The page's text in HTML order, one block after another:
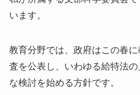
います。
教育分野では、政府はこの春
査を公表し、いわゆる給特法
な検討を始める方針です。